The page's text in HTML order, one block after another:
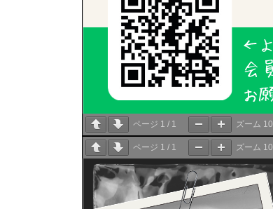
ページ 1 / 1 ズーム
ページ 1 / 1 ズーム